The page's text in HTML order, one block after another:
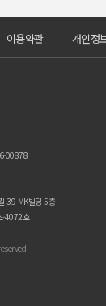
이용약관 개인정
00878
39 MK빌딩 5층
-4072호